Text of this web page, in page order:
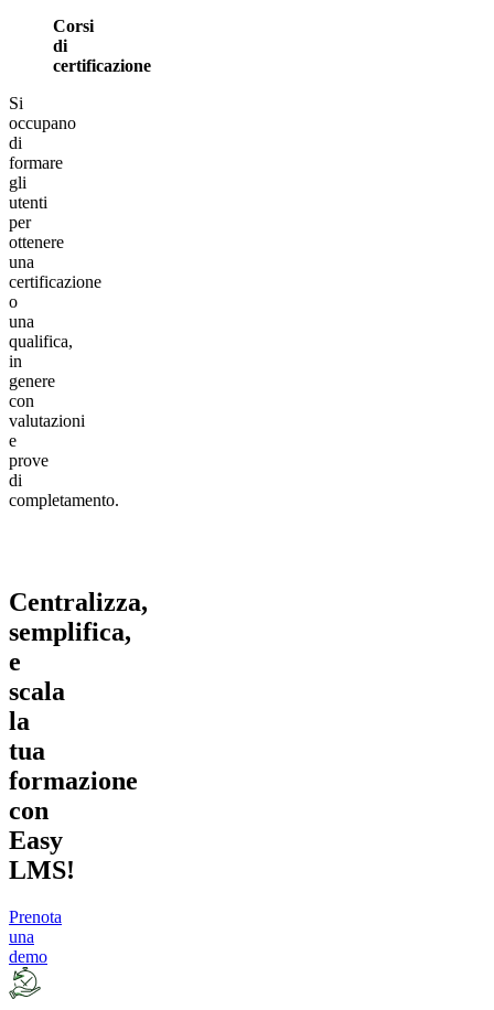
Corsi
di
certificazione
Si
occupano
di
formare
gli
utenti
per
ottenere
una
certificazione
o
una
qualifica,
in
genere
con
valutazioni
e
prove
di
completamento.
Centralizza,
semplifica,
e
scala
la
tua
formazione
con
Easy
LMS!
Prenota
una
demo